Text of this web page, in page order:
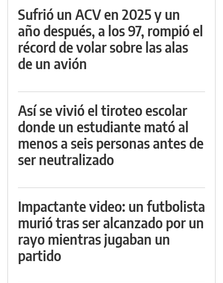
Sufrió un ACV en 2025 y un
año después, a los 97, rompió el
récord de volar sobre las alas
de un avión
Así se vivió el tiroteo escolar
donde un estudiante mató al
menos a seis personas antes de
ser neutralizado
Impactante video: un futbolista
murió tras ser alcanzado por un
rayo mientras jugaban un
partido